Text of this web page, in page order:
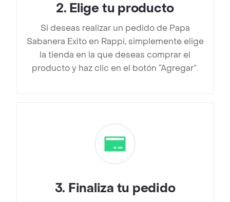
2. Elige tu producto
Si deseas realizar un pedido de Papa
Sabanera Exito en Rappi, simplemente elige
la tienda en la que deseas comprar el
producto y haz clic en el botón “Agregar”.
3. Finaliza tu pedido